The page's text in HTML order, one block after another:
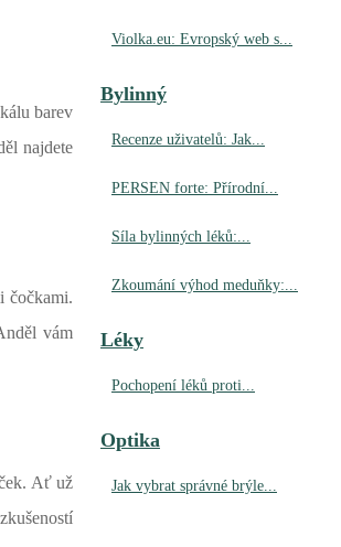
barev
najdete
čočkami.
vám
Ať už
Violka.eu: Evropský web s...
Bylinný
Recenze uživatelů: Jak...
PERSEN forte: Přírodní...
Síla bylinných léků:...
Zkoumání výhod meduňky:...
Léky
Pochopení léků proti...
Optika
Jak vybrat správné brýle...